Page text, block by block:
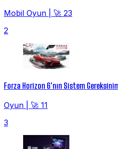
Mobil Oyun
🚀 23
2
Forza Horizon 6'nın Sistem
Oyun
🚀 11
3